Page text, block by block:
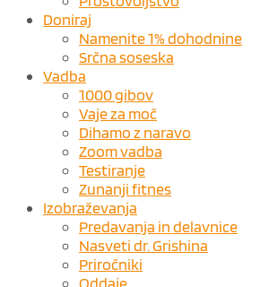
Doniraj
Namenite 1% dohodnine
Srčna soseska
Vadba
1000 gibov
Vaje za moč
Dihamo z naravo
Zoom vadba
Testiranje
Zunanji fitnes
Izobraževanja
Predavanja in delavnice
Nasveti dr. Grishina
Priročniki
Oddaje